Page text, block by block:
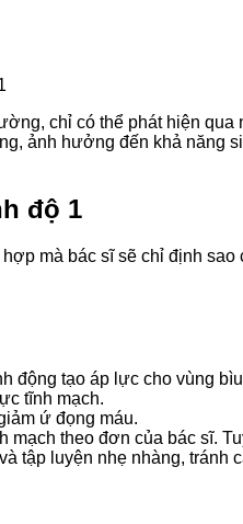
chỉ có thể phát hiện
ảnh hưởng đến khả năng
độ 1
mà bác sĩ sẽ chỉ định sao
động tạo áp lực cho vùng
tĩnh mạch.
ứ đọng máu.
theo đơn của bác sĩ.
tập luyện nhẹ nhàng, tránh